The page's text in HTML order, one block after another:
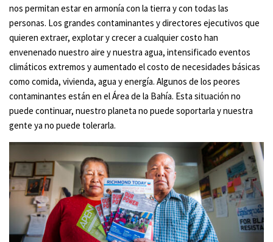
nos permitan estar en armonía con la tierra y con todas las
personas. Los grandes contaminantes y directores ejecutivos que
quieren extraer, explotar y crecer a cualquier costo han
envenenado nuestro aire y nuestra agua, intensificado eventos
climáticos extremos y aumentado el costo de necesidades básicas
como comida, vivienda, agua y energía. Algunos de los peores
contaminantes están en el Área de la Bahía. Esta situación no
puede continuar, nuestro planeta no puede soportarla y nuestra
gente ya no puede tolerarla.